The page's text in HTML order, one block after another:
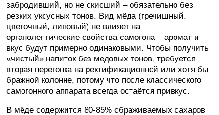
забродивший, но не скисший – обязательно без
резких уксусных тонов. Вид мёда (гречишный,
цветочный, липовый) не влияет на
органолептические свойства самогона – аромат и
вкус будут примерно одинаковыми. Чтобы получить
«чистый» напиток без медовых тонов, требуется
вторая перегонка на ректификационной или хотя бы
бражной колонне, потому что после классического
самогонного аппарата всегда остаётся привкус.
В мёде содержится 80-85% сбраживаемых сахаров